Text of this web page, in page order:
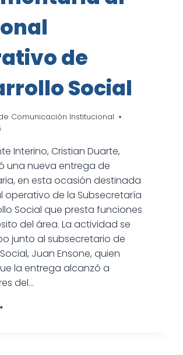
de
Social
Comunicación Institucional
Interino, Cristian Duarte,
una nueva entrega de
en esta ocasión destinada
operativo de la Subsecretaría
Social que presta funciones
del área. La actividad se
junto al subsecretario de
Juan Ensone, quien
la entrega alcanzó a
del…